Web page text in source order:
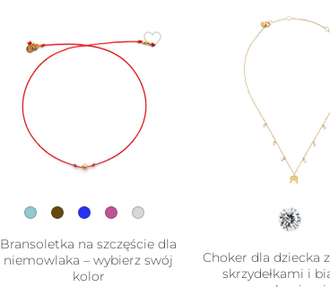
Bransoletka na szczęście dla
niemowlaka – wybierz swój
kolor
Choker dla dziecka
skrzydełkami i